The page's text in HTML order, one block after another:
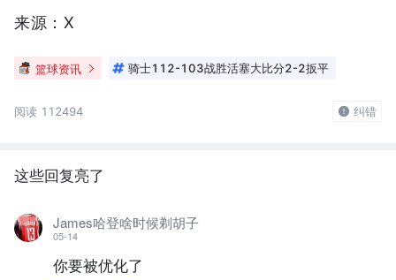
来源：X
篮球资讯 骑士112-103战胜活塞大比分2-2扳平
阅读 112494 纠错
这些回复亮了
James哈登啥时候剃胡子
05-14
你要被优化了